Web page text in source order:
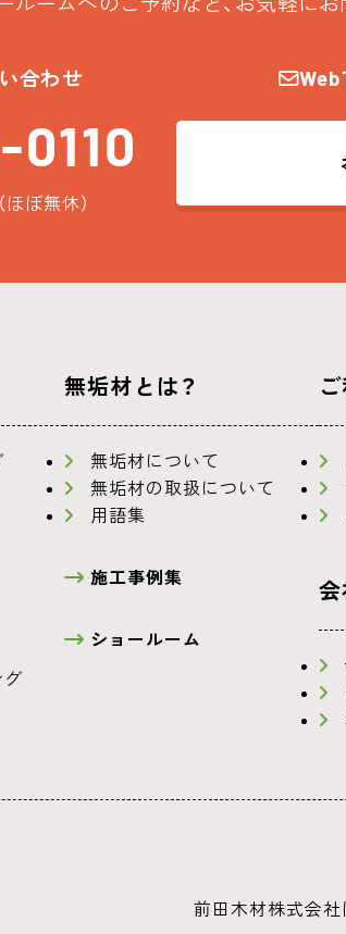
合わせ
ぼ無休）
Web
グ
無垢材とは？
無垢材について
無垢材の取扱について
用語集
施工事例集
ショールーム
会
前田木材株式会社